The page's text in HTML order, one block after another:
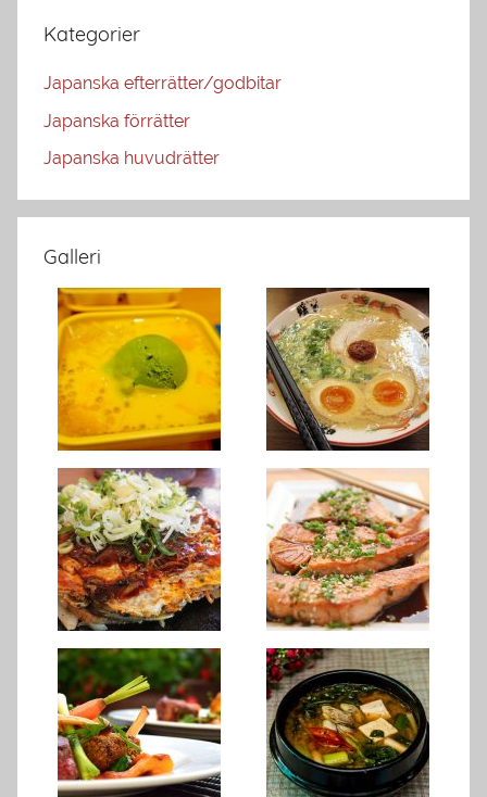
Kategorier
Japanska efterrätter/godbitar
Japanska förrätter
Japanska huvudrätter
Galleri